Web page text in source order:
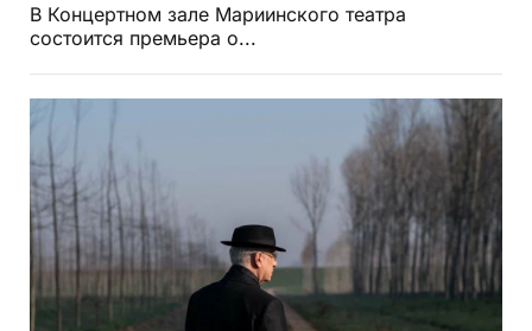
В Концертном зале Мариинского театра
состоится премьера о...